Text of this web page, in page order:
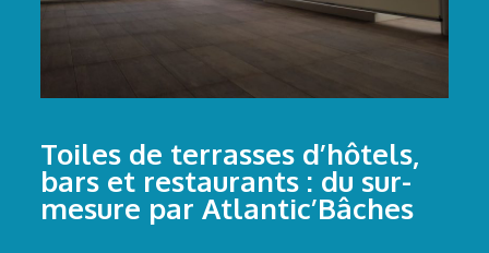
Toiles de terrasses d’hôtels,
bars et restaurants : du sur-
mesure par Atlantic’Bâches